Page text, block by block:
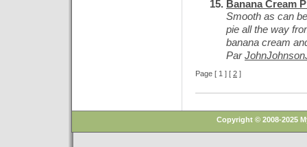
Banana Cream
Smooth as can
pie all the way
banana cream
Par
Page [ 1 ] [ 2 ]
Copyright © 2008-2025